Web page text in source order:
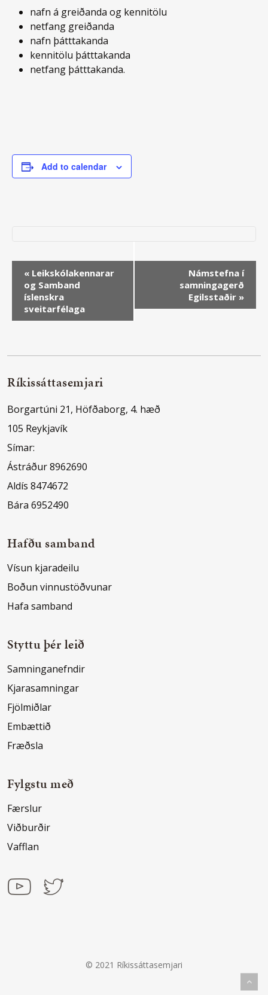
nafn á greiðanda og kennitölu
netfang greiðanda
nafn þátttakanda
kennitölu þátttakanda
netfang þátttakanda.
Add to calendar
Event
Navigation
« Leikskólakennarar
og Samband
íslenskra
sveitarfélaga
Námstefna í
samningagerð
Egilsstaðir »
Ríkissáttasemjari
Borgartúni 21, Höfðaborg, 4. hæð
105 Reykjavík
Símar:
Ástráður 8962690
Aldís 8474672
Bára 6952490
Hafðu samband
Vísun kjaradeilu
Boðun vinnustöðvunar
Hafa samband
Styttu þér leið
Samninganefndir
Kjarasamningar
Fjölmiðlar
Embættið
Fræðsla
Fylgstu með
Færslur
Viðburðir
Vafflan
© 2021 Ríkissáttasemjari